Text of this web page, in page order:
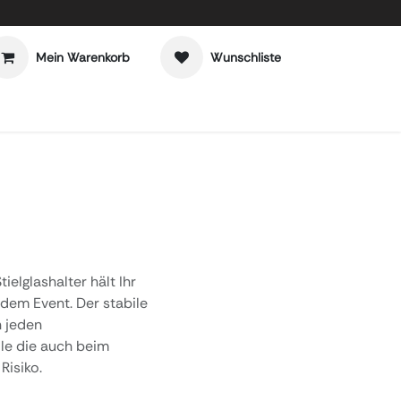
Mein Warenkorb Wunschliste
hält Ihr
Event. Der stabile
jeden
die auch beim